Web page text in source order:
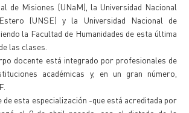
de Misiones (UNaM), la Universidad Nacional
(UNSE) y la Universidad Nacional de
la Facultad de Humanidades de esta última
las clases.
docente está integrado por profesionales de
académicas y, en un gran número,
de esta especialización -que está acreditada por